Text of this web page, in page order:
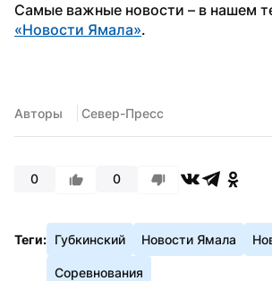
«Новости Ямала».
Авторы Север-Пресс
0 0
Теги: Губкинский Новости Ямала
Соревнования